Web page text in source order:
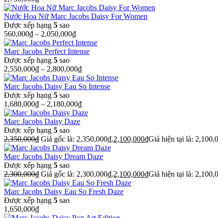
Nước Hoa Nữ Marc Jacobs Daisy For Women
Được xếp hạng 5 sao
560,000₫ – 2,050,000₫
Marc Jacobs Perfect Intense
Được xếp hạng 5 sao
2,550,000₫ – 2,800,000₫
Marc Jacobs Daisy Eau So Intense
Được xếp hạng 5 sao
1,680,000₫ – 2,180,000₫
Marc Jacobs Daisy Daze
Được xếp hạng 5 sao
2,350,000₫ Giá gốc là: 2,350,000₫.2,100,000₫Giá hiện tại là:
Marc Jacobs Daisy Dream Daze
Được xếp hạng 5 sao
2,300,000₫ Giá gốc là: 2,300,000₫.2,100,000₫Giá hiện tại là:
Marc Jacobs Daisy Eau So Fresh Daze
Được xếp hạng 5 sao
1,650,000₫